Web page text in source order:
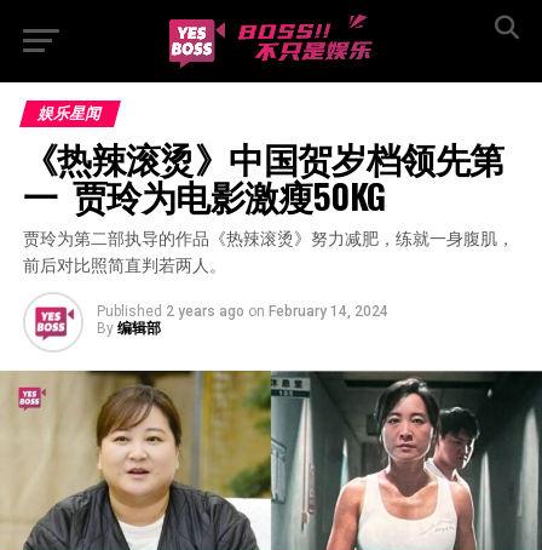
娱乐星闻
《热辣滚烫》中国贺岁档领先第
一  贾玲为电影激瘦50KG
贾玲为第二部执导的作品《热辣滚烫》努力减肥，练就一身腹肌，
前后对比照简直判若两人。
Published 2 years ago on February 14, 2024
By 编辑部